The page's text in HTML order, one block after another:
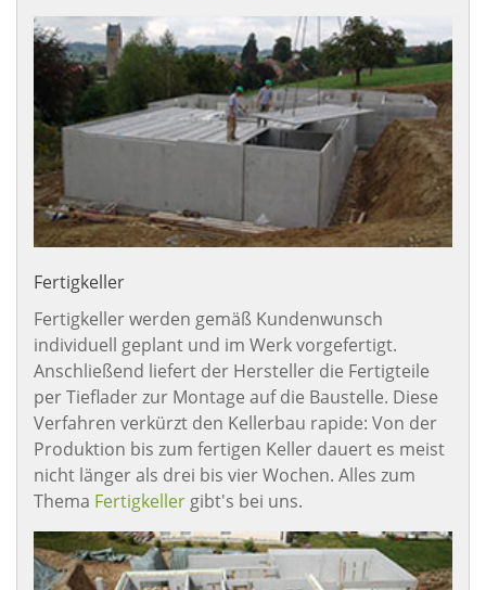
Fertigkeller
Fertigkeller werden gemäß Kundenwunsch
individuell geplant und im Werk vorgefertigt.
Anschließend liefert der Hersteller die Fertigteile
per Tieflader zur Montage auf die Baustelle. Diese
Verfahren verkürzt den Kellerbau rapide: Von der
Produktion bis zum fertigen Keller dauert es meist
nicht länger als drei bis vier Wochen. Alles zum
Thema Fertigkeller gibt's bei uns.